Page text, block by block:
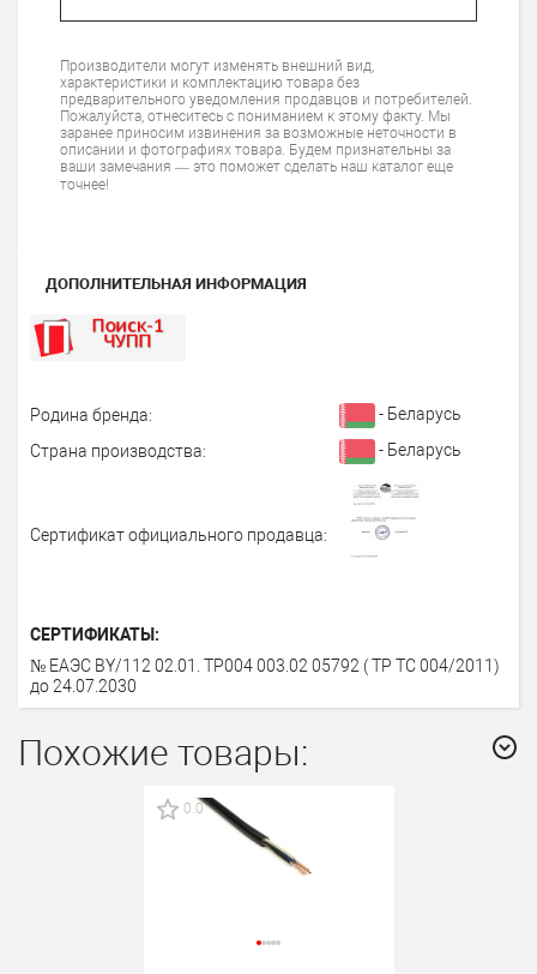
Производители могут изменять внешний вид,
характеристики и комплектацию товара без
предварительного уведомления продавцов и потребителей.
Пожалуйста, отнеситесь с пониманием к этому факту. Мы
заранее приносим извинения за возможные неточности в
описании и фотографиях товара. Будем признательны за
ваши замечания — это поможет сделать наш каталог еще
точнее!
ДОПОЛНИТЕЛЬНАЯ ИНФОРМАЦИЯ
Родина бренда:
- Беларусь
Страна производства:
- Беларусь
Сертификат официального продавца:
СЕРТИФИКАТЫ:
№ ЕАЭС BY/112 02.01. ТР004 003.02 05792 ( ТР ТС 004/2011)
до 24.07.2030
Похожие товары:
0.0